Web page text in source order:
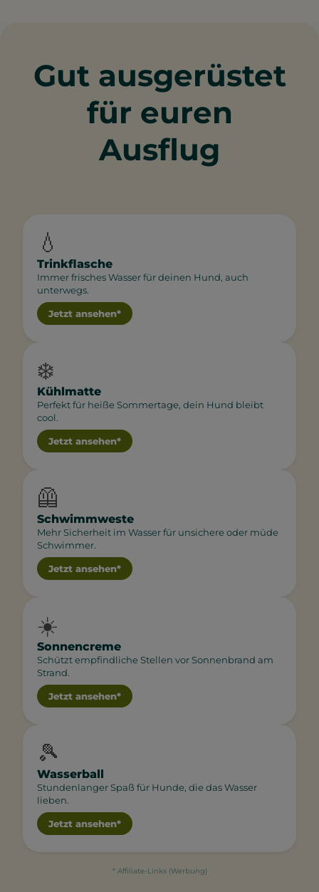
Gut ausgerüstet
für euren
Ausflug
💧
Trinkflasche
Immer frisches Wasser für deinen Hund, auch
unterwegs.
Jetzt ansehen*
❄️
Kühlmatte
Perfekt für heiße Sommertage, dein Hund bleibt
cool.
Jetzt ansehen*
🦺
Schwimmweste
Mehr Sicherheit im Wasser für unsichere oder müde
Schwimmer.
Jetzt ansehen*
☀️
Sonnencreme
Schützt empfindliche Stellen vor Sonnenbrand am
Strand.
Jetzt ansehen*
🎾
Wasserball
Stundenlanger Spaß für Hunde, die das Wasser
lieben.
Jetzt ansehen*
* Affiliate-Links (Werbung)